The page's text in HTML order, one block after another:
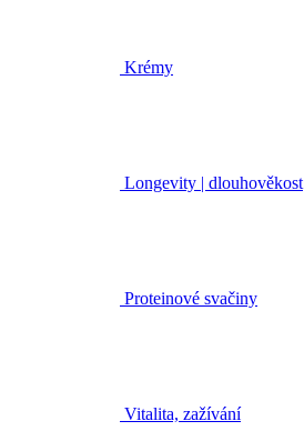
Krémy
Longevity | dlouhověkost
Proteinové svačiny
Vitalita, zažívání